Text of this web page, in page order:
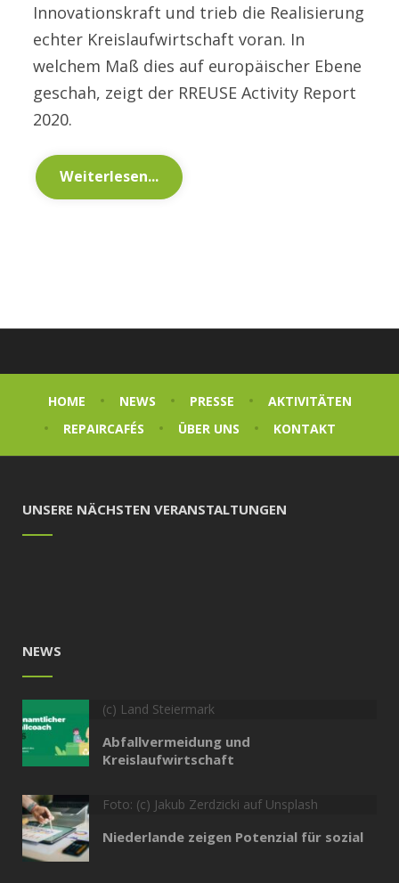
Innovationskraft und trieb die Realisierung
echter Kreislaufwirtschaft voran. In
welchem Maß dies auf europäischer Ebene
geschah, zeigt der RREUSE Activity Report
2020.
Weiterlesen...
HOME NEWS PRESSE
AKTIVITÄTEN
REPAIRCAFÉS
ÜBER UNS KONTAKT
UNSERE NÄCHSTEN VERANSTALTUNGEN
NEWS
(c) Land Steiermark
Abfallvermeidung und
Kreislaufwirtschaft
Foto: (c) Jakub Zerdzicki auf Unsplash
Niederlande zeigen Potenzial für sozial